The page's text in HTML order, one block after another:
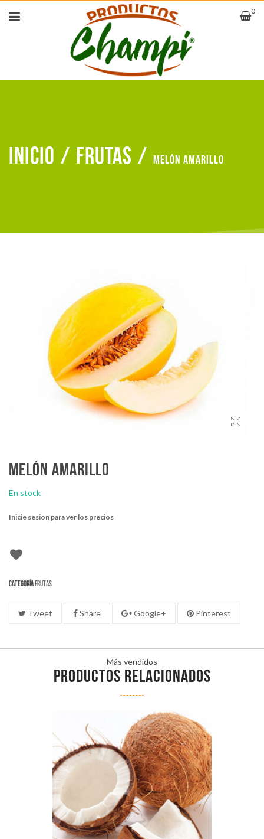
0
Inicio / Frutas / Melón amarillo
Melón amarillo
En stock
Inicie sesion para ver los precios
CategoríaFrutas
Tweet Share Google+ Pinterest
Más vendidos
PRODUCTOS RELACIONADOS